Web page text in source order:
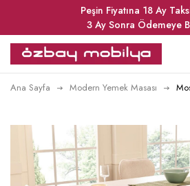
Peşin Fiyatına 18 Ay
3 Ay Sonra Ödemeye
Ana Sayfa Modern Yemek Masası